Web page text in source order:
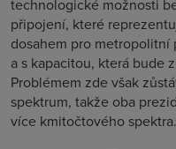
technologické možnosti
připojení, které
dosahem pro metropolitní
a s kapacitou, která bude
Problémem zde však
spektrum, takže oba
více kmitočtového spektra.